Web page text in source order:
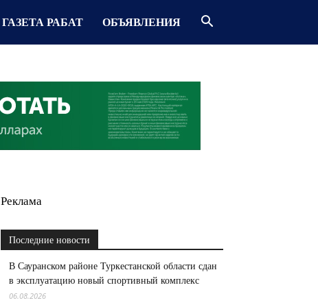
ГАЗЕТА РАБАТ ОБЪЯВЛЕНИЯ
Реклама
Последние новости
В Сауранском районе Туркестанской области сдан
в эксплуатацию новый спортивный комплекс
06.08.2026